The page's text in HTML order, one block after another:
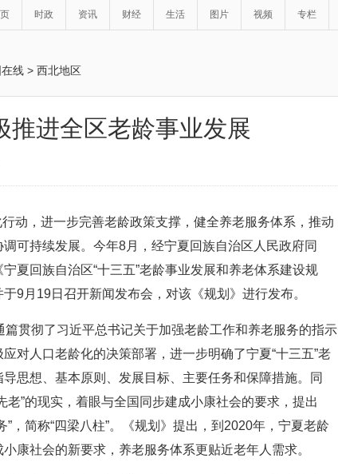
时政 资讯 财经 生活 图片 视频 专栏
线 > 西北地区
推进全区老龄事业发展
动，进一步完善老龄政策支撑，健全养老服务体系，推动
可持续发展。今年8月，经宁夏回族自治区人民政府同
夏回族自治区“十三五”老龄事业发展和养老体系建设规
9月19日召开新闻发布会，对该《规划》进行发布。
篇贯彻了习近平总书记关于加强老龄工作和养老服务的指示
对人口老龄化的决策部署，进一步明确了宁夏“十三五”老
思想、基本原则、发展目标、主要任务和保障措施。同
老”的现实，着眼与全国同步建成小康社会的要求，提出
”，简称“四梁八柱”。《规划》提出，到2020年，宁夏老龄
康社会的新要求，养老服务体系更贴近老年人需求。